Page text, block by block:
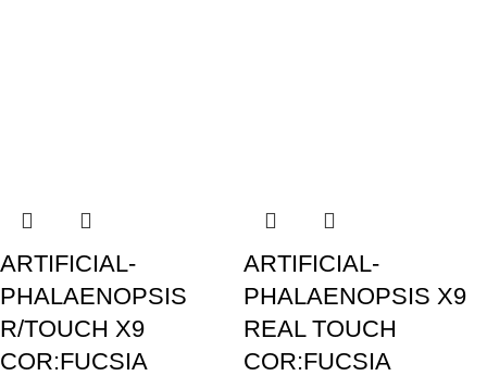
ARTIFICIAL-
PHALAENOPSIS
R/TOUCH X9
COR:FUCSIA
ARTIFICIAL-
PHALAENOPSIS X9
REAL TOUCH
COR:FUCSIA